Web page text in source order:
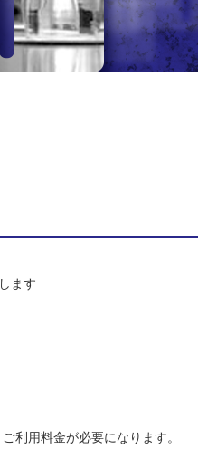
ます
利用料金が必要になります。